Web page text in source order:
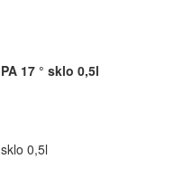
17 ° sklo 0,5l